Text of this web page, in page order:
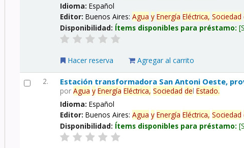
Idioma:Español
Editor:Buenos Aires:Agua y Energía Eléctrica, Sociedad
Disponibilidad: Ítems disponibles para préstamo:
Hacer reserva Agregar al carrito
2. Estación transformadora San Antoni Oeste,
porAgua y Energía Eléctrica, Sociedad delEstado.
Idioma:Español
Editor:Buenos Aires:Agua y Energía Eléctrica, Sociedad
Disponibilidad: Ítems disponibles para préstamo: